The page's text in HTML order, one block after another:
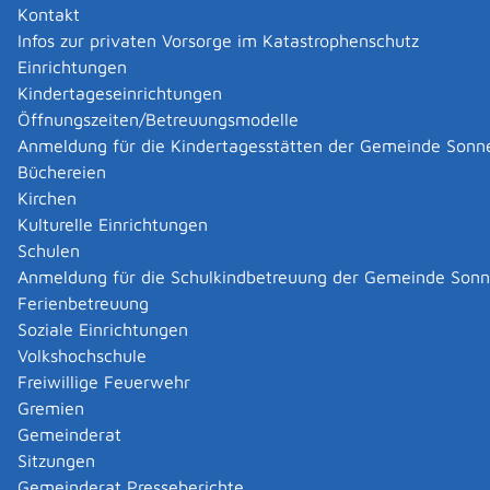
Kontakt
Infos zur privaten Vorsorge im Katastrophenschutz
Einrichtungen
Kindertageseinrichtungen
Öffnungszeiten/Betreuungsmodelle
Anmeldung für die Kindertagesstätten der Gemeinde
Büchereien
Kirchen
Kulturelle Einrichtungen
Schulen
Anmeldung für die Schulkindbetreuung der Gemeinde
Ferienbetreuung
Soziale Einrichtungen
Volkshochschule
Freiwillige Feuerwehr
Gremien
Gemeinderat
Sitzungen
Pflegeversicherungsgesetzes (PflegeVG) beachten und
für Ihre Pflegeeinrichtung eine Zulassung beantragen.
Das Sozialgesetzbuch XI regelt unter anderem,
welche Unternehmen Pflegeleistungen bereitstellen
dürfen und
wer diese Leistungen finanziert.
Es wird zwischen ambulanten und stationären
Pflegeeinrichtungen unterschieden. Ambulante und
stationäre Einrichtungen sind wirtschaftlich
selbständige Einrichtungen:
Ambulante Pflegedienste stehen unter fachlicher
Verantwortung einer ausgebildeten
Pflegefachperson. Die Pflegedienste versorgen
pflegebedürftige Menschen mit Leistungen der
häuslichen Pflegehilfe zu Hause.
In Pflegeheimen werden unter ständiger
Verantwortung einer ausgebildeten